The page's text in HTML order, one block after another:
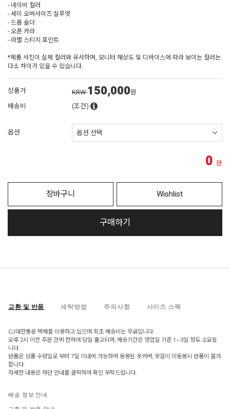
- 네이비 컬러
- 세미 오버사이즈 실루엣
- 드롭 숄더
- 오픈 카라
- 라벨 스티치 포인트
*제품 사진이 실제 컬러와 유사하며, 모니터 해상도 및 디바이스에 따라 보이는 컬러는
다소 차이가 있을 수 있습니다.
상품가 KRW150,000원
배송비
(조건)
옵션
0 원
장바구니 Wishlist
구매하기
교환 및 반품
CJ대한통운 택배를 이용하고 있으며 최초 배송비는 무료입니다.
오후 2시 이전 주문 건에 한하여 당일 출고되며, 배송기간은 영업일 기준 1~3일 정도 소요됩
니다.
반품은 상품 수령일로 부터 7일 이내에 가능하며 동봉된 옷커버, 옷걸이 미동봉시 반품이 불가
합니다.
자세한 내용은 하단 안내를 클릭하여 확인 부탁드립니다.
배송 정보 안내
세탁방법 주의사항 사이즈 스펙